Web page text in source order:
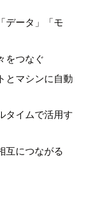
データ」「モ
をつなぐ
とマシンに自動
タイムで活用す
互につながる